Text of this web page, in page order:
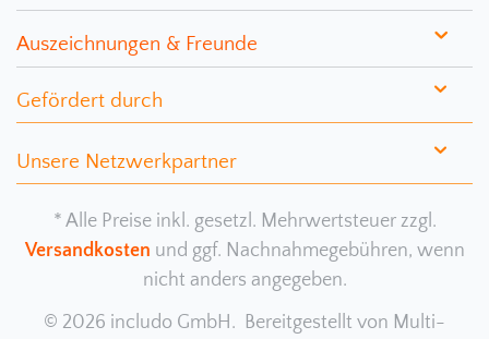
Auszeichnungen & Freunde
Gefördert durch
Unsere Netzwerkpartner
* Alle Preise inkl. gesetzl. Mehrwertsteuer zzgl.
Versandkosten und ggf. Nachnahmegebühren, wenn
nicht anders angegeben.
© 2026 includo GmbH. Bereitgestellt von Multi-